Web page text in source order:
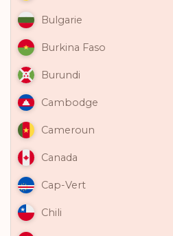
Bulgarie
Burkina Faso
Burundi
Cambodge
Cameroun
Canada
Cap-Vert
Chili